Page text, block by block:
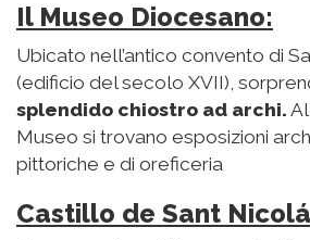
Il Museo Diocesano:
Ubicato nell’antico convento di
(edificio del secolo XVII),
splendido chiostro ad archi.
Museo si trovano esposizioni
pittoriche e di oreficeria
Castillo de Sant